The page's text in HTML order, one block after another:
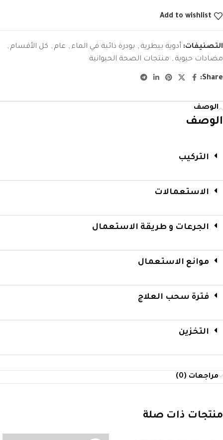
Add to wishlist
التصنيفات: أدوية بيطرية , بودرة ذائبة في الماء , عام , كل الأقسام ,
مضادات حيوية , منتجات الصحة الحيوانية
Share:
الوصف
الوصف
التركيب
الاستعمالات
الجرعات و طريقة الاستعمال
موانع الاستعمال
فترة سحب العلاج
التخزين
مراجعات (0)
منتجات ذات صلة